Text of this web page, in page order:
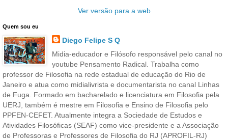
Ver versão para a web
Quem sou eu
Diego Felipe S Q
Midia-educador e Filósofo responsável pelo canal no
youtube Pensamento Radical. Trabalha como
professor de Filosofia na rede estadual de educação do Rio de
Janeiro e atua como midialivrista e documentarista no canal Linhas
de Fuga. Formado em bacharelado e licenciatura em Filosofia pela
UERJ, também é mestre em Filosofia e Ensino de Filosofia pelo
PPFEN-CEFET. Atualmente integra a Sociedade de Estudos e
Atividades Filosóficas (SEAF) como vice-presidente e a Associação
de Professoras e Professores de Filosofia do RJ (APROFIL-RJ)